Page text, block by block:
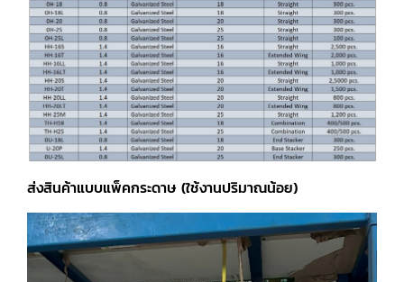
ส่งสินค้าแบบแพ็คกระดาษ (ใช้งานปริมาณน้อย)